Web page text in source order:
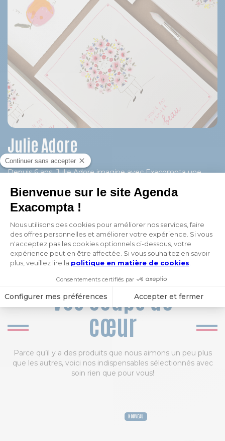
Julie Adore
Depuis 6 ans, Julie Adore imagine avec Exacompta une
après saison, son univers poétique, inspiré de la nature,
habille nos essentiels de papeterie avec délicatesse.
DÉCOUVRIR
Vos coups de
cœur
Parce qu’il y a des produits que nous aimons un peu plus
que les autres, voici nos indispensables sélectionnés avec
soin rien que pour vous!
NOUVEAU